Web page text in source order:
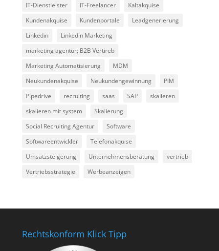
IT-Dienstleister
IT-Freelancer
Kaltakquise
Kundenakquise
Kundenportale
Leadgenerierung
Linkedin
Linkedin Marketing
marketing agentur; B2B Vertireb
Marketing Automatisierung
MDM
Neukundenakquise
Neukundengewinnung
PIM
Pipedrive
recruiting saas SAP
skalieren
skalieren mit system
Skalierung
Social Recruiting Agentur
Software
Softwareentwickler
Telefonakquise
Umsatzsteigerung
Unternehmensberatung
vertrieb
Vertriebsstrategie
Werbeanzeigen
Rechtskonform Klick Tipp